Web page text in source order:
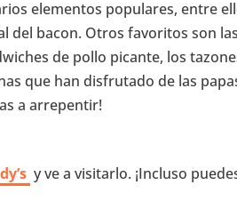
elementos populares, entre
del bacon. Otros favoritos son
de pollo picante, los
que han disfrutado de las
a arrepentir!
y ve a visitarlo. ¡Incluso